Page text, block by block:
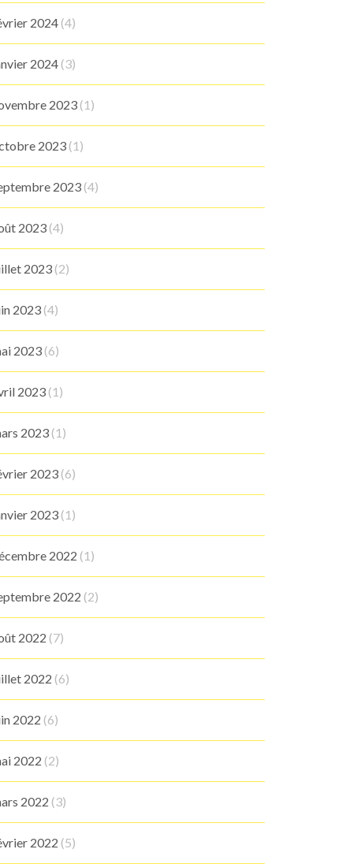
2024 (4)
2024 (3)
2023 (1)
2023 (1)
2023 (4)
2023 (4)
2023 (2)
2023 (4)
2023 (6)
2023 (1)
2023 (1)
2023 (6)
2023 (1)
2022 (1)
2022 (2)
2022 (7)
2022 (6)
2022 (6)
2022 (2)
2022 (3)
2022 (5)